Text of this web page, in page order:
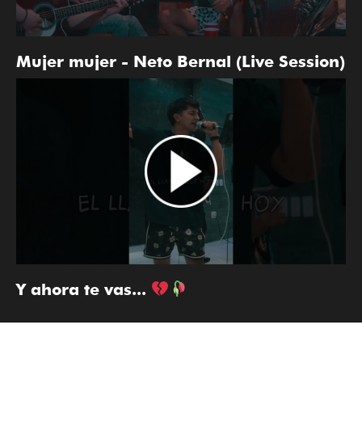
Mujer mujer - Neto Bernal (Live Session)
Y ahora te vas...